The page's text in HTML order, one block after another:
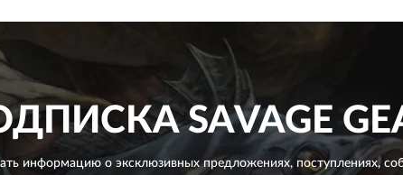
SAVAGE
информацию о эксклюзивных предложениях,поступлениях,